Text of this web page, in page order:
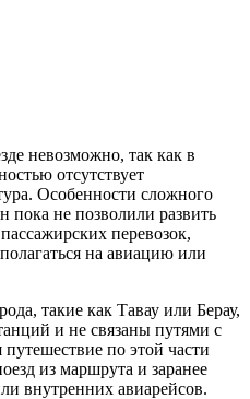
невозможно, так как в
отсутствует
Особенности сложного
пока не позволили развить
перевозок,
на авиацию или
такие как Тавау или Берау,
и не связаны путями с
по этой части
из маршрута и заранее
внутренних авиарейсов.